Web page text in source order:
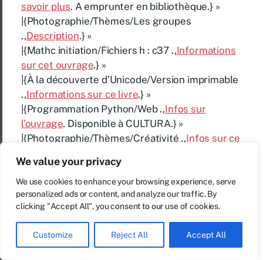
We value your privacy
We use cookies to enhance your browsing experience, serve
personalized ads or content, and analyze our traffic. By
clicking "Accept All", you consent to our use of cookies.
Customize Reject All Accept All
savoir plus. A emprunter en bibliothèque.} »
|{Photographie/Thèmes/Les groupes
.,Description.} »
|{Mathc initiation/Fichiers h : c37 .,Informations
sur cet ouvrage.} »
|{À la découverte d’Unicode/Version imprimable
.,Informations sur ce livre.} »
|{Programmation Python/Web .,Infos sur
l’ouvrage. Disponible à CULTURA.} »
|{Photographie/Thèmes/Créativité .,Infos sur ce
|{Programmation Python/Ressources externes
.,Fiche complète.} »
|{Programmation Python/Exercices sur les
bases du langage/Palindrome ., Présentation de
l’ouvrage.} »
|{Mathc initiation/Fichiers h : c38 .,
Présentation